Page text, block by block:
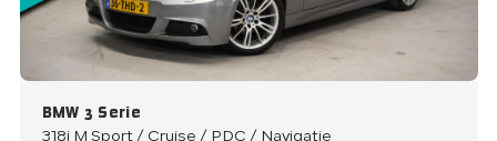
BMW 3 Serie
318i M Sport / Cruise / PDC / Navigatie